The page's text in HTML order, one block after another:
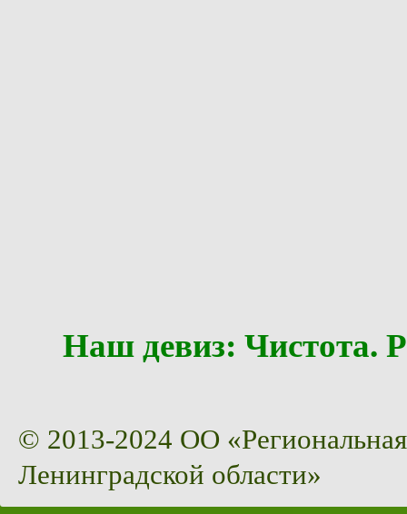
Наш девиз:
© 2013-2024 ОО
Ленинградской области»